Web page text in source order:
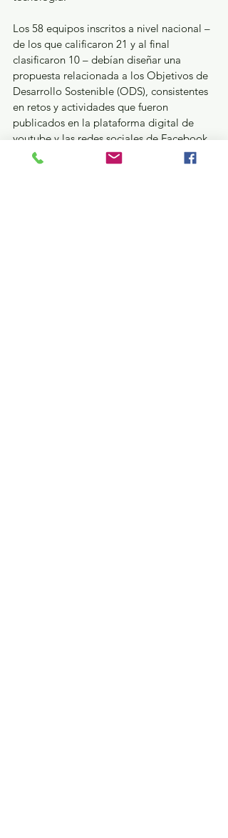
Los 58 equipos inscritos a nivel nacional –
de los que calificaron 21 y al final
clasificaron 10 – debían diseñar una
propuesta relacionada a los Objetivos de
Desarrollo Sostenible (ODS), consistentes
en retos y actividades que fueron
publicados en la plataforma digital de
youtube y las redes sociales de Facebook,
Twitter y Tik Tok; así como la creación de